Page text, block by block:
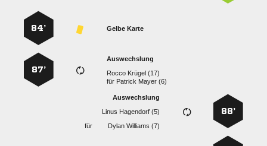
Gelbe Karte
84’
Auswechslung
  
für   
87’
88’
Auswechslung
  
für
  